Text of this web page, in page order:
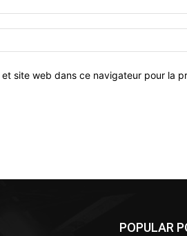
et site web dans ce navigateur pour la
POPULAR